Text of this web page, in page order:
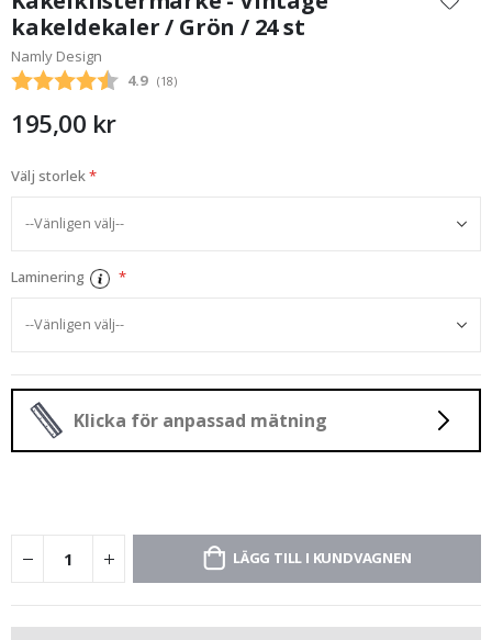
början
av
bildgalleriet
kakeldekaler / Grön / 24 st
Namly Design
Snittbetyg:
4.9 (röster:
18)
195,00 kr
Välj storlek
Laminering
Klicka för anpassad mätning
LÄGG TILL I KUNDVAGNEN